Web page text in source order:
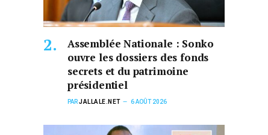
Assemblée Nationale : Sonko
ouvre les dossiers des fonds
secrets et du patrimoine
présidentiel
PARJALLALE.NET 6 AOÛT 2026